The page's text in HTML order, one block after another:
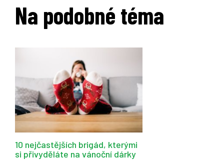
Na podobné téma
10 nejčastějších brigád, kterými
si přivyděláte na vánoční dárky